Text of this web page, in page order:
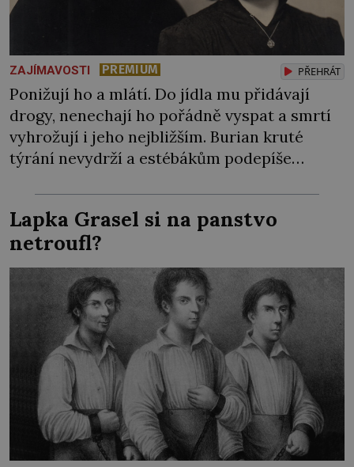
ZAJÍMAVOSTI PREMIUM PŘEHRÁT
Ponižují ho a mlátí. Do jídla mu přidávají
drogy, nenechají ho pořádně vyspat a smrtí
vyhrožují i jeho nejbližším. Burian kruté
týrání nevydrží a estébákům podepíše
jim potvrdí také to, že na něj během výslechů
nikdo nevyvíjel fyzický ani psychický nátlak.
Syn brněnského řezníka chce být knězem a
[…]
Lapka Grasel si na panstvo
netroufl?